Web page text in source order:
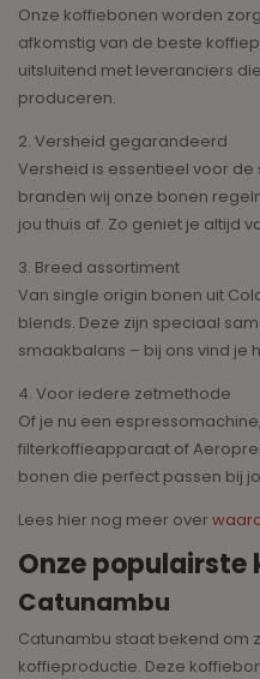
Onze koffiebonen worden
afkomstig van de beste
uitsluitend met leveranciers
produceren.
2. Versheid gegarandeerd
Versheid is essentieel voor
branden wij onze bonen
jou thuis af. Zo geniet je altijd
3. Breed assortiment
Van single origin bonen uit
blends. Deze zijn speciaal
smaakbalans – bij ons vind je
4. Voor iedere zetmethode
Of je nu een
filterkoffieapparaat of
bonen die perfect passen bij
Lees hier nog meer over
Onze populairste
Catunambu
Catunambu staat bekend om
koffieproductie. Deze